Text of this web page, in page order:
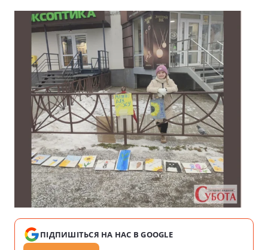
ПІДПИШІТЬСЯ НА НАС В GOOGLE